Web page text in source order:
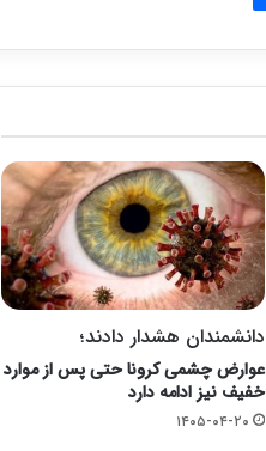
دانشمندان هشدار دادند؛
عوارض چشمی کرونا حتی پس از موارد
خفیف نیز ادامه دارد
۱۴۰۵-۰۴-۲۰